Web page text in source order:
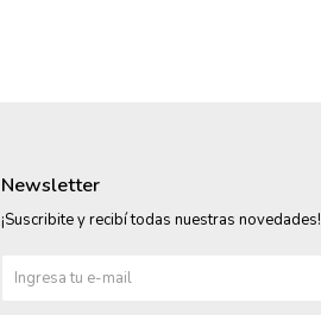
Newsletter
¡Suscribite y recibí todas nuestras novedades!